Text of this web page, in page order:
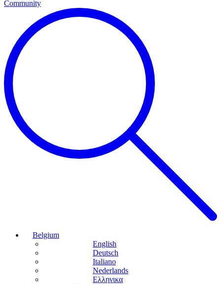
Community
Belgium
English
Deutsch
Italiano
Nederlands
Ελληνικα